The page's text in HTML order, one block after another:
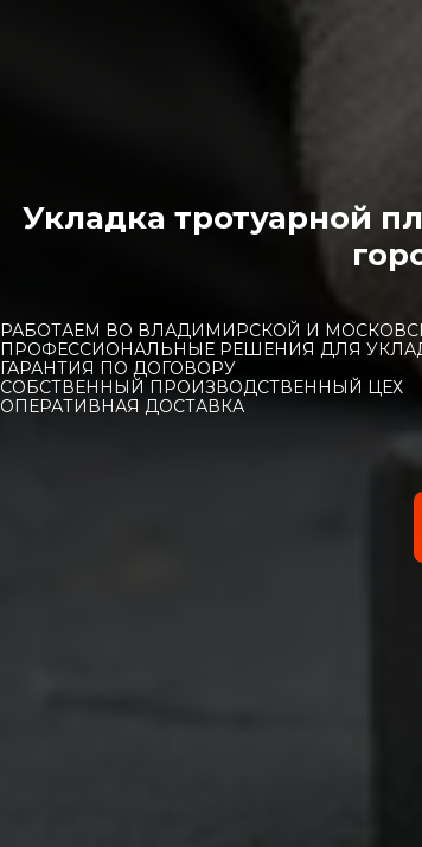
Укладка тротуарной
РАБОТАЕМ ВО ВЛАДИМИРСКОЙ И
ПРОФЕССИОНАЛЬНЫЕ РЕШЕНИЯ ДЛЯ
ГАРАНТИЯ ПО ДОГОВОРУ
СОБСТВЕННЫЙ ПРОИЗВОДСТВЕННЫЙ ЦЕХ
ОПЕРАТИВНАЯ ДОСТАВКА